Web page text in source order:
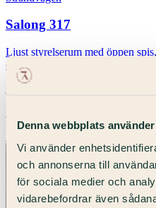
Denna webbplats
Vi använder
och annonserna till
för sociala medier och
vidarebefordrar även
Salong 317
Ljust styrelserum med öppen
enastående utsikt mot Nybroviken.
Möte
Från 10 900 kr
Visa lokal